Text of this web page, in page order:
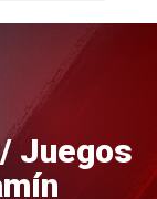
Juegos